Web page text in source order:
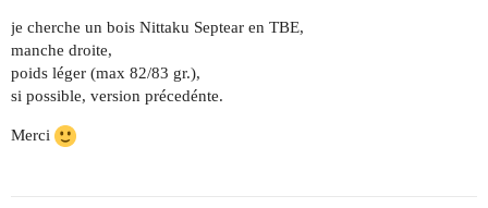
je cherche un bois Nittaku Septear en TBE,
manche droite,
poids léger (max 82/83 gr.),
si possible, version précedénte.
Merci